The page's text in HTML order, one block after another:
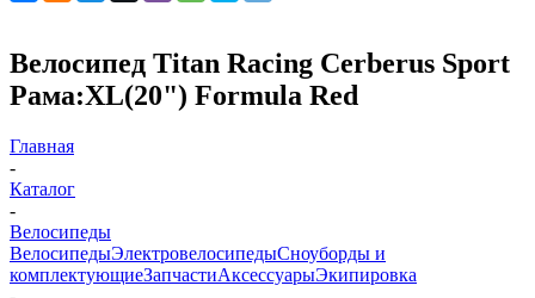
Велосипед Titan Racing Cerberus Sport
Рама:XL(20") Formula Red
Главная
-
Каталог
-
Велосипеды
ВелосипедыЭлектровелосипедыCноуборды и
комплектующиеЗапчастиАксессуарыЭкипировка